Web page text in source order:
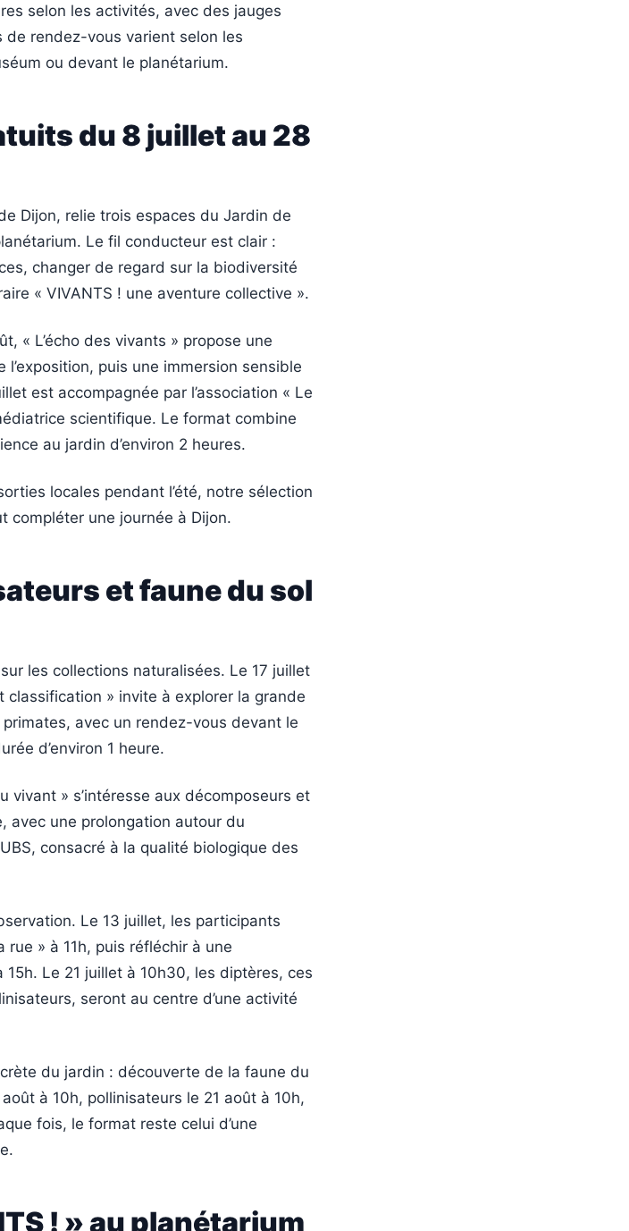
selon les activités, avec des jauges
de rendez-vous varient selon les
ou devant le planétarium.
du 8 juillet au 28
Dijon, relie trois espaces du Jardin de
Le fil conducteur est clair :
changer de regard sur la biodiversité
« VIVANTS ! une aventure collective ».
« L’écho des vivants » propose une
puis une immersion sensible
est accompagnée par l’association « Le
scientifique. Le format combine
au jardin d’environ 2 heures.
locales pendant l’été, notre sélection
compléter une journée à Dijon.
et faune du sol
les collections naturalisées. Le 17 juillet
» invite à explorer la grande
avec un rendez-vous devant le
d’environ 1 heure.
» s’intéresse aux décomposeurs et
avec une prolongation autour du
consacré à la qualité biologique des
Le 13 juillet, les participants
» à 11h, puis réfléchir à une
Le 21 juillet à 10h30, les diptères, ces
seront au centre d’une activité
du jardin : découverte de la faune du
à 10h, pollinisateurs le 21 août à 10h,
fois, le format reste celui d’une
! » au planétarium